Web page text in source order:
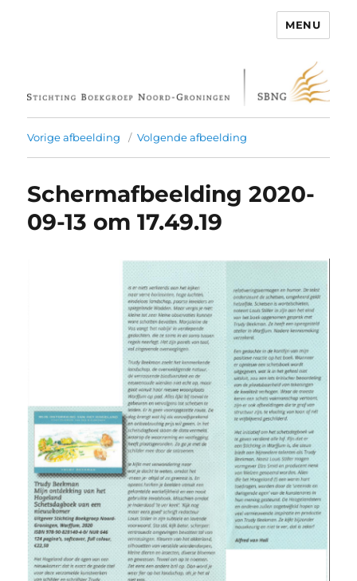
Stichting Boekgroep Noord-
MENU
Vorige afbeelding Volgende afbeelding
Schermafbeelding 2020-
09-13 om 17.49.19